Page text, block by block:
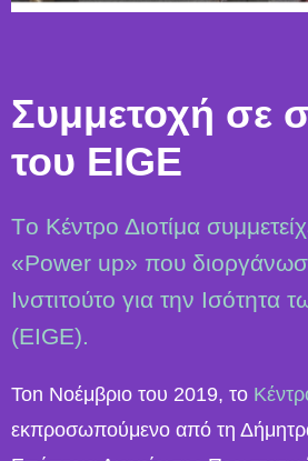
Συμμετοχή σε
του EIGE
Tο Κέντρο Διοτίμα
«Power up» που
Ινστιτούτο για την Ισότητα
(EIGE).
Τοn Νοέμβριο του 2019, το
εκπροσωπούμενο από τη